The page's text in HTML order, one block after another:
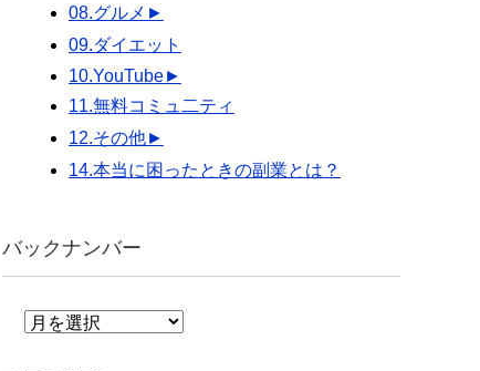
08.グルメ ►
09.ダイエット
10.YouTube►
11.無料コミュ二ティ
12.その他►
14.本当に困ったときの副業とは？
バックナンバー
バ